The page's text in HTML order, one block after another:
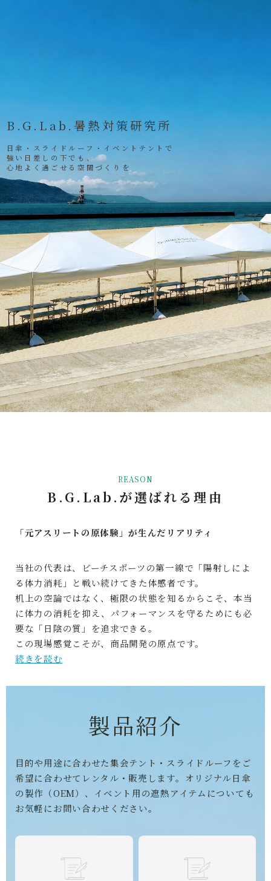
B.G.Lab.暑熱対策研究所
日傘・スライドルーフ・イベントテントで
強い日差しの下でも、
心地よく過ごせる空間づくりを
REASON
B.G.Lab.が選ばれる理由
「元アスリートの原体験」が生んだリアリティ
当社の代表は、ビーチスポーツの第一線で「陽射しによ
る体力消耗」と戦い続けてきた体感者です。
机上の空論ではなく、極限の状態を知るからこそ、本当
に体力の消耗を抑え、パフォーマンスを守るためにも必
要な「日陰の質」を追求できる。
この現場感覚こそが、商品開発の原点です。
続きを読む
製品紹介
目的や用途に合わせた集会テント・スライドルーフをご
希望に合わせてレンタル・販売します。オリジナル日傘
の製作（OEM）、イベント用の遮熱アイテムについても
お気軽にお問い合わせください。